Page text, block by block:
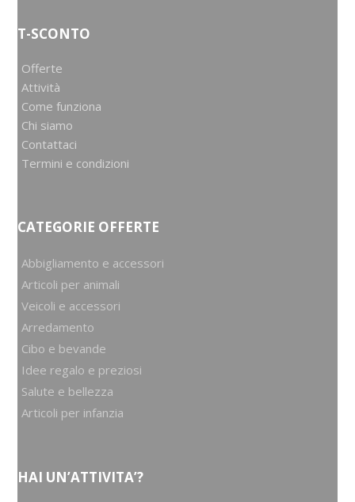
T-SCONTO
Offerte
Attività
Come funziona
Chi siamo
Contattaci
Termini e condizioni
CATEGORIE OFFERTE
Abbigliamento e accessori
Articoli per animali
Veicoli e accessori
Arredamento
Cibo e bevande
Idee regalo e preziosi
Salute e bellezza
Articoli per infanzia
HAI UN’ATTIVITA’?